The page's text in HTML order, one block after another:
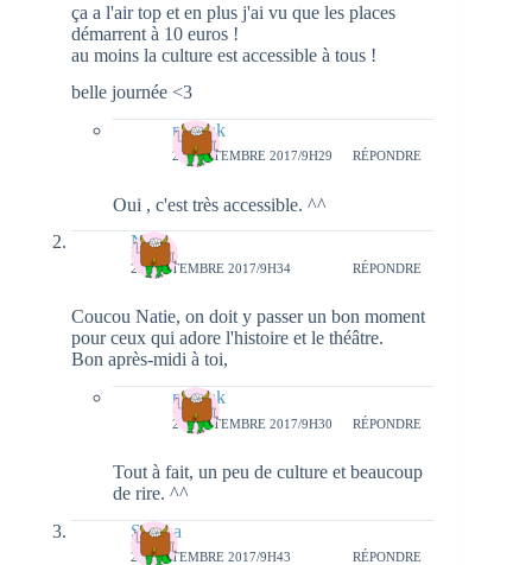
ça a l'air top et en plus j'ai vu que les places
démarrent à 10 euros !
au moins la culture est accessible à tous !
belle journée <3
natieak
27 SEPTEMBRE 2017/9H29 RÉPONDRE
Oui , c'est très accessible. ^^
Nina
25 SEPTEMBRE 2017/9H34 RÉPONDRE
Coucou Natie, on doit y passer un bon moment
pour ceux qui adore l'histoire et le théâtre.
Bon après-midi à toi,
natieak
27 SEPTEMBRE 2017/9H30 RÉPONDRE
Tout à fait, un peu de culture et beaucoup
de rire. ^^
Serena
25 SEPTEMBRE 2017/9H43 RÉPONDRE